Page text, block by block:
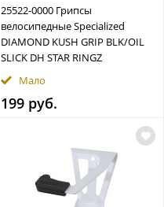
25522-0000 Грипсы
велосипедные Specialized
DIAMOND KUSH GRIP BLK/OIL
SLICK DH STAR RINGZ
Мало
199 руб.